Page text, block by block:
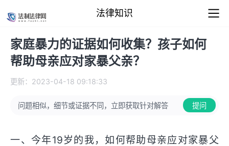
法律知识
家庭暴力的证据如何收集？孩子如何
帮助母亲应对家暴父亲？
更新：2023-04-18 09:18:33
问题相似，细节或证据不同，立即获取针对解答 提问
一、今年19岁的我，如何帮助母亲应对家暴父